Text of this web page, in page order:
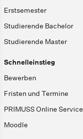
Erstsemester
Studierende Bachelor
Studierende Master
Schnelleinstieg
Bewerben
Fristen und Termine
PRIMUSS Online Service
Moodle